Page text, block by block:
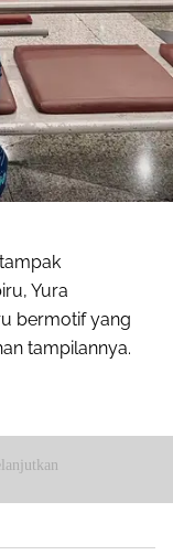
Yura
bermotif yang
tampilannya.